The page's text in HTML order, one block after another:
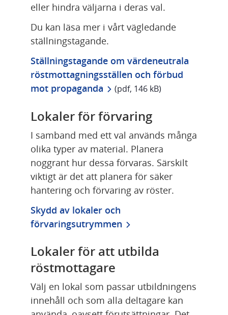
eller hindra väljarna i deras val.
Du kan läsa mer i vårt vägledande
ställningstagande.
Ställningstagande om värdeneutrala
röstmottagningsställen och förbud
mot propaganda pdf, 146 kB.
(pdf, 146 kB)
Lokaler för förvaring
I samband med ett val används många
olika typer av material. Planera
noggrant hur dessa förvaras. Särskilt
viktigt är det att planera för säker
hantering och förvaring av röster.
Skydd av lokaler och
förvaringsutrymmen
Lokaler för att utbilda
röstmottagare
Välj en lokal som passar utbildningens
innehåll och som alla deltagare kan